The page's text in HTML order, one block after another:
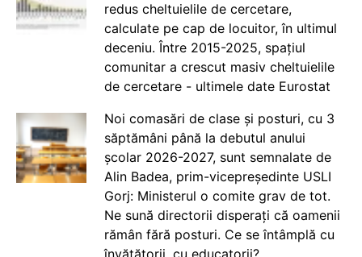
redus cheltuielile de cercetare,
calculate pe cap de locuitor, în ultimul
deceniu. Între 2015-2025, spațiul
comunitar a crescut masiv cheltuielile
de cercetare - ultimele date Eurostat
Noi comasări de clase și posturi, cu 3
săptămâni până la debutul anului
școlar 2026-2027, sunt semnalate de
Alin Badea, prim-vicepreședinte USLI
Gorj: Ministerul o comite grav de tot.
Ne sună directorii disperați că oamenii
rămân fără posturi. Ce se întâmplă cu
învățătorii, cu educatorii?